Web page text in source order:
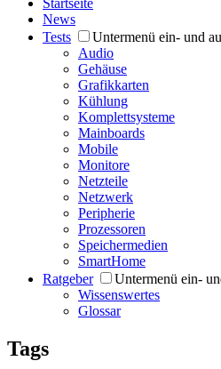
News
Tests
Untermenü ein- und
Audio
Gehäuse
Grafikkarten
Kühlung
Komplettsysteme
Mainboards
Mobile
Monitore
Netzteile
Netzwerk
Peripherie
Prozessoren
Speichermedien
SmartHome
Ratgeber
Untermenü ein-
Wissenswertes
Glossar
Tags